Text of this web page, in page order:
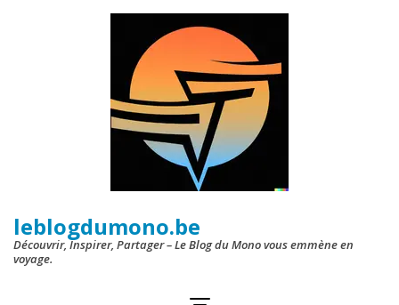
leblogdumono.be
Découvrir, Inspirer, Partager – Le Blog du Mono vous emmène en
voyage.